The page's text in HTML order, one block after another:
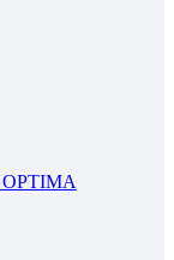
OPTIMA